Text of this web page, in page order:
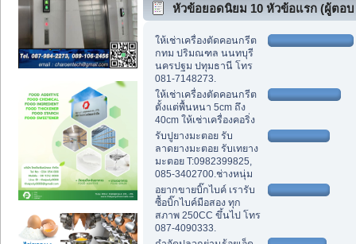
หัวข้อยอดนิยม 10 หัวข้อแรก (ผู้ตอบ
สูงสุด)
ให้เช่าเครื่องตัดคอนกรีต
กทม ปริมณฑล นนทบุรี
นครปฐม ปทุมธานี โทร
081-7148273.
ให้เช่าเครื่องตัดคอนกรีต
ตั้งแต่พื้นหนา 5cm ถึง
40cm ให้เช่าเครื่องคอริ่ง
รับปูยางมะตอย รับ
ลาดยางมะตอย รับเทยาง
มะตอย T:0982399825,
085-3402700.ช่างหนุ่ม
อยากขายบิ๊กไบค์ เรารับ
ซื้อบิ๊กไบค์มือสอง ทุก
สภาพ 250CC ขึ้นไป โทร
087-4090333.